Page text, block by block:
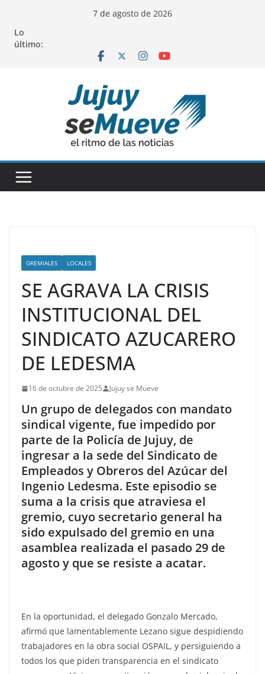
contenido
7 de agosto de 2026
Lo
último:
GREMIALES LOCALES
SE AGRAVA LA CRISIS
INSTITUCIONAL DEL
SINDICATO AZUCARERO
DE LEDESMA
16 de octubre de 2025 Jujuy se Mueve
Un grupo de delegados con mandato
sindical vigente, fue impedido por
parte de la Policía de Jujuy, de
ingresar a la sede del Sindicato de
Empleados y Obreros del Azúcar del
Ingenio Ledesma. Este episodio se
suma a la crisis que atraviesa el
gremio, cuyo secretario general ha
sido expulsado del gremio en una
asamblea realizada el pasado 29 de
agosto y que se resiste a acatar.
En la oportunidad, el delegado Gonzalo Mercado,
afirmó que lamentablemente Lezano sigue despidiendo
trabajadores en la obra social OSPAIL, y persiguiendo a
todos los que piden transparencia en el sindicato